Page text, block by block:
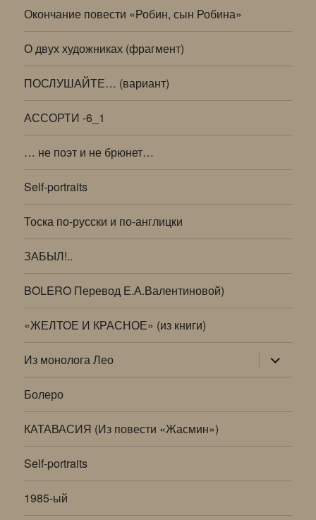
Окончание повести «Робин, сын Робина»
О двух художниках (фрагмент)
ПОСЛУШАЙТЕ… (вариант)
АССОРТИ -6_1
… не поэт и не брюнет…
Self-portraits
Тоска по-русски и по-англицки
ЗАБЫЛ!..
BOLERO Перевод Е.А.Валентиновой)
«ЖЕЛТОЕ И КРАСНОЕ» (из книги)
Из монолога Лео раскрыть
дочернее
меню
Болеро
КАТАВАСИЯ (Из повести «Жасмин»)
Self-portraits
1985-ый